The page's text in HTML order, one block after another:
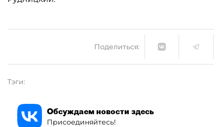
Поделиться:
Тэги:
Обсуждаем новости здесь
Присоединяйтесь!